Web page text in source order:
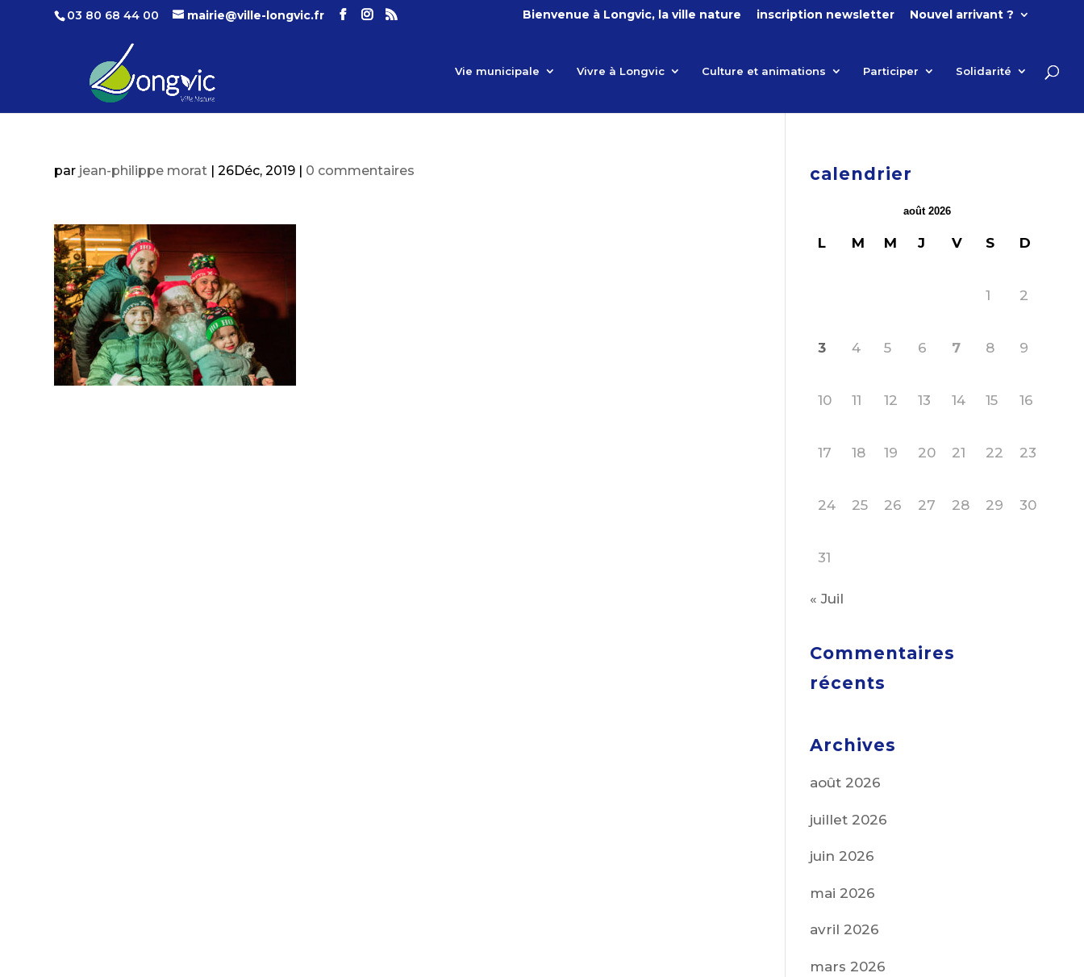
03 80 68 44 00 mairie@ville-longvic.fr Bienvenue à Longvic, la ville nature inscription newsletter Nouvel arrivant ?
Vie municipale Vivre à Longvic Culture et animations Participer Solidarité
par jean-philippe morat |26Déc, 2019 | 0 commentaires calendrier
août 2026
L M M J V S D
1 2
3 4 5 6 7 8 9
10 11 12 13 14 15 16
17 18 19 20 21 22 23
24 25 26 27 28 29 30
31
« Juil
Commentaires
récents
Archives
août 2026
juillet 2026
juin 2026
mai 2026
avril 2026
mars 2026